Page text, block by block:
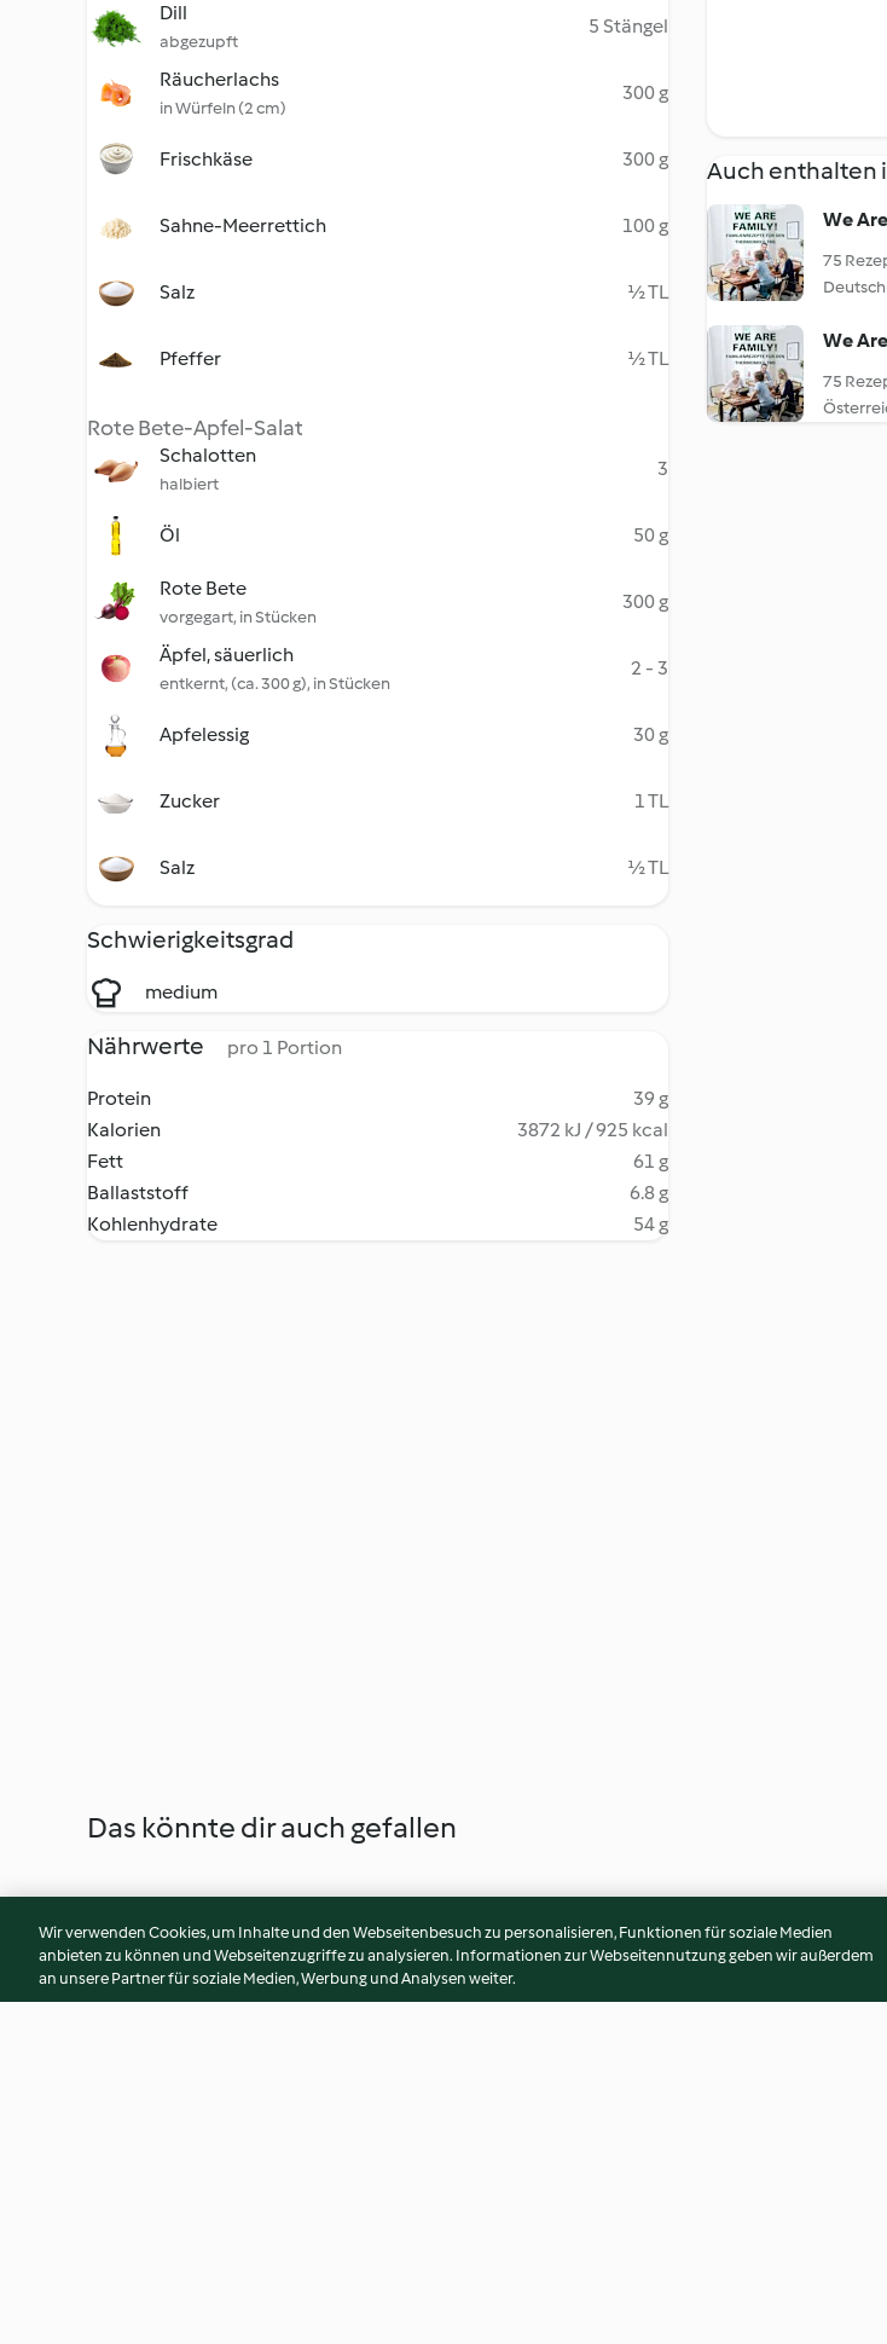
Dill
abgezupft
5 Stängel
Räucherlachs
in Würfeln (2 cm)
300 g
Frischkäse 300 g
Sahne-Meerrettich 100 g
Salz ½ TL
Pfeffer ½ TL
Rote Bete-Apfel-Salat
Schalotten
halbiert
3
Öl 50 g
Rote Bete
vorgegart, in Stücken
300 g
Äpfel, säuerlich
entkernt, (ca. 300 g), in Stücken
2 - 3
Apfelessig 30 g
Zucker 1 TL
Salz ½ TL
Schwierigkeitsgrad
medium
Nährwerte pro 1 Portion
Protein
39 g
Kalorien
3872 kJ / 925 kcal
Fett
61 g
Ballaststoff
6.8 g
Kohlenhydrate
54 g
Auch enthalten
We
75
We
75
Das könnte dir auch gefallen
Wir verwenden Cookies, um Inhalte und den Webseitenbesuch zu personalisieren, Funktionen für soziale Medien
anbieten zu können und Webseitenzugriffe zu analysieren. Informationen zur Webseitennutzung geben wir außerdem
an unsere Partner für soziale Medien, Werbung und Analysen weiter.